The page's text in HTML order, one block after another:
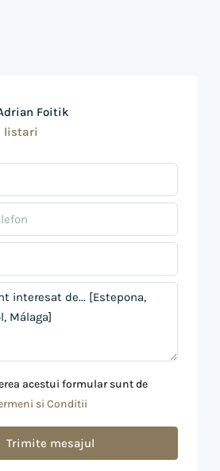
Foitik
listari
acestui formular sunt de
si Conditii
Trimite mesajul